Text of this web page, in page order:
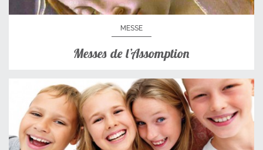
MESSE
Messes de l’Assomption